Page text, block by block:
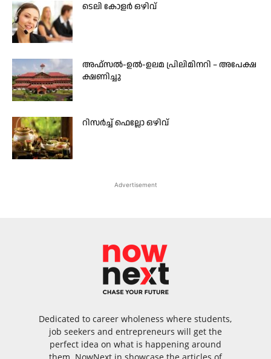
ടെലി കോളർ ഒഴിവ്
അഫ്സൽ-ഉൽ-ഉലമ പ്രിലിമിനറി – അപേക്ഷ
ക്ഷണിച്ചു
റിസർച്ച് ഫെല്ലോ ഒഴിവ്
Advertisement
Dedicated to career wholeness where students,
job seekers and entrepreneurs will get the
perfect idea on what is happening around